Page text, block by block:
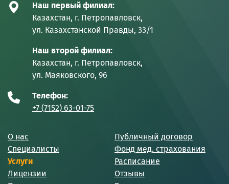
О нас
Специалисты
Услуги
Лицензии
Публичный договор
Фонд мед. страхования
Расписание
Отзывы
Наш первый филиал:
Казахстан, г. Петропавловск,
ул. Казахстанской Правды, 33/1
Наш второй филиал:
Казахстан, г. Петропавловск,
ул. Маяковского, 96
Телефон:
+7 (7152) 63-01-75